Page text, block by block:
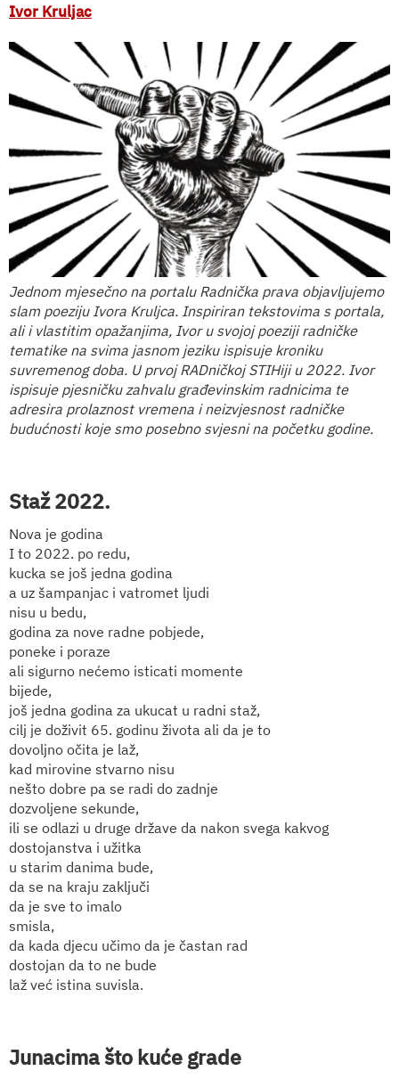
Ivor Kruljac
Jednom mjesečno na portalu Radnička prava objavljujemo
slam poeziju Ivora Kruljca. Inspiriran tekstovima s portala,
ali i vlastitim opažanjima, Ivor u svojoj poeziji radničke
tematike na svima jasnom jeziku ispisuje kroniku
suvremenog doba. U prvoj RADničkoj STIHiji u 2022. Ivor
ispisuje pjesničku zahvalu građevinskim radnicima te
adresira prolaznost vremena i neizvjesnost radničke
budućnosti koje smo posebno svjesni na početku godine.
Staž 2022.
Nova je godina
I to 2022. po redu,
kucka se još jedna godina
a uz šampanjac i vatromet ljudi
nisu u bedu,
godina za nove radne pobjede,
poneke i poraze
ali sigurno nećemo isticati momente
bijede,
još jedna godina za ukucat u radni staž,
cilj je doživit 65. godinu života ali da je to
dovoljno očita je laž,
kad mirovine stvarno nisu
nešto dobre pa se radi do zadnje
dozvoljene sekunde,
ili se odlazi u druge države da nakon svega kakvog
dostojanstva i užitka
u starim danima bude,
da se na kraju zaključi
da je sve to imalo
smisla,
da kada djecu učimo da je častan rad
dostojan da to ne bude
laž već istina suvisla.
Junacima što kuće grade